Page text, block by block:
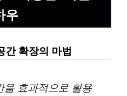
우
간 확장의 마법
을 효과적으로 활용